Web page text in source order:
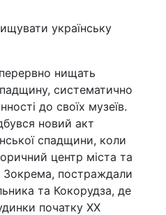
українську
нищать
систематично
до своїх музеїв.
новий акт
спадщини, коли
центр міста та
постраждали
та Кокорудза, де
початку XX